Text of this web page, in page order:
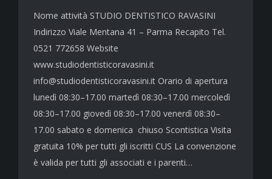
Nome attività STUDIO DENTISTICO RAVASINI
Indirizzo Viale Mentana 41 – Parma Recapito Tel.
0521 772658 Website
www.studiodentisticoravasini.it
info@studiodentisticoravasini.it Orario di apertura
lunedì 08:30–17.00 martedì 08:30–17.00 mercoledì
08:30–17.00 giovedì 08:30–17.00 venerdì 08:30–
17.00 sabato e domenica chiuso Scontistica Visita
gratuita 10% per tutti gli iscritti CUS La convenzione
è valida per tutti gli associati e i parenti…